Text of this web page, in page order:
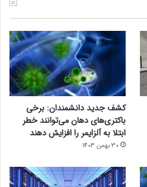
کشف جدید دانشمندان: برخی
باکتری‌های دهان می‌توانند خطر
ابتلا به آلزایمر را افزایش دهند
30 بهمن 1403